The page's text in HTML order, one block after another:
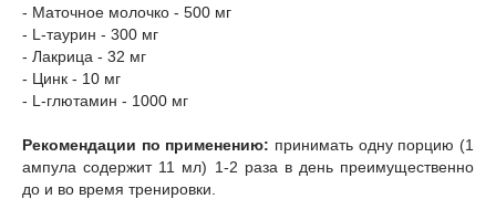
- Маточное молочко - 500 мг
- L-таурин - 300 мг
- Лакрица - 32 мг
- Цинк - 10 мг
- L-глютамин - 1000 мг
Рекомендации по применению: принимать одну порцию (1
ампула содержит 11 мл) 1-2 раза в день преимущественно
до и во время тренировки.